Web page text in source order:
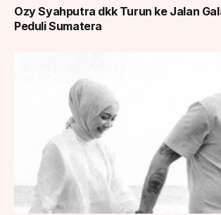
Ozy Syahputra dkk Turun ke Jalan
Peduli Sumatera